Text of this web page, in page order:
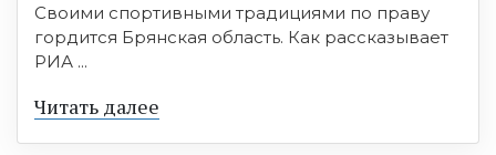
Своими спортивными традициями по праву
гордится Брянская область. Как рассказывает
РИА ...
Читать далее